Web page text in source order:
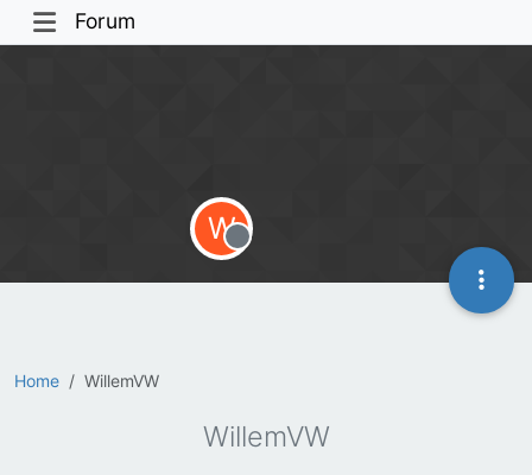
Forum
Home WillemVW
W
Offline
WillemVW